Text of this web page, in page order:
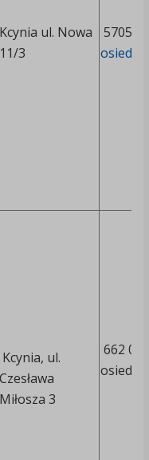
Kcynia ul. Nowa
11/3
Kcynia, ul.
Czesława
Miłosza 3
662